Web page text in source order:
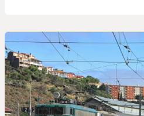
Banyuls-
sur-
Mer
et
Collioure
le